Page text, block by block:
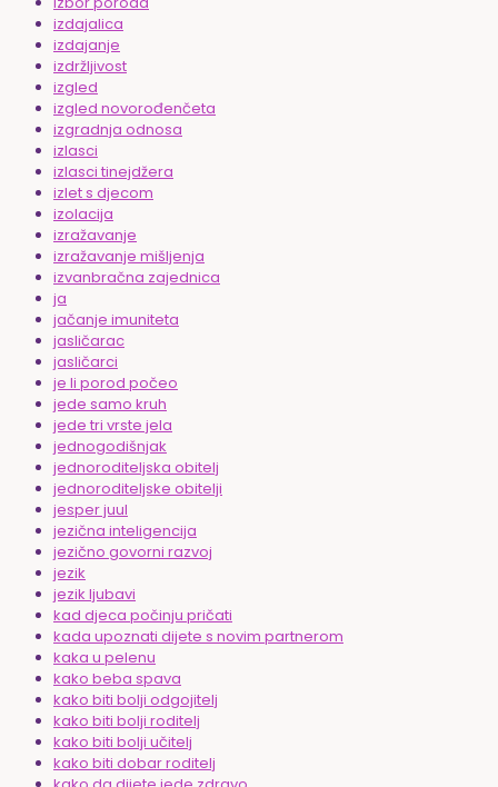
izdajalica
izdajanje
izdržljivost
izgled
izgled novorođenčeta
izgradnja odnosa
izlasci
izlasci tinejdžera
izlet s djecom
izolacija
izražavanje
izražavanje mišljenja
izvanbračna zajednica
ja
jačanje imuniteta
jasličarac
jasličarci
je li porod počeo
jede samo kruh
jede tri vrste jela
jednogodišnjak
jednoroditeljska obitelj
jednoroditeljske obitelji
jesper juul
jezična inteligencija
jezično govorni razvoj
jezik
jezik ljubavi
kad djeca počinju pričati
kada upoznati dijete s novim partnerom
kaka u pelenu
kako beba spava
kako biti bolji odgojitelj
kako biti bolji roditelj
kako biti bolji učitelj
kako biti dobar roditelj